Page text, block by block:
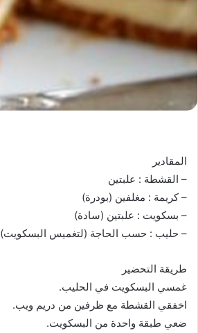
المقادير
– القشطة : علبتين
– كريمة : مغلفين (بودرة)
– بسكويت : علبتين (سادة)
– حليب : حسب الحاجة (لتغميس البسكويت)
طريقة التحضير
غمسي البسكويت في الحليب.
اخفقي القشطة مع ظرفين من دريم ويب.
ضعي طبقة واحدة من البسكويت.